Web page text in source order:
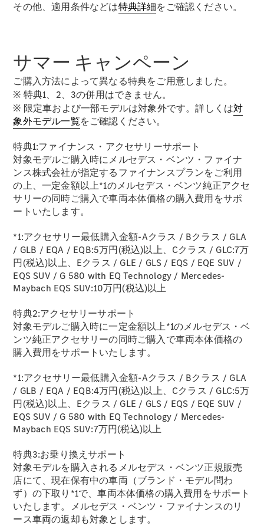
試乗リクエ
ショールー
ム
SUV
All SUV
EQA
電気
EQE
SUV
電気
EQS
Mercedes-
Maybach
EQS SUV
電気
GLA
GLB
GLC Coupé
GLE
GLE Coupé
GLS
Maybach
GLS
G-
Class
電気
G-Class
試乗リクエ
スト
オンライン
ショールー
ム
Stationwagon
その他、適用条件などは特典詳細をご確認ください。
サマー キャンペーン
ご購入方法によって異なる特典をご用意しました。
※ 特典1、2、3の併用はできません。
※ 限定車および一部モデルは対象外です。詳しくは対
象外モデル一覧をご確認ください。
特典1:ファイナンス・アクセサリーサポート
対象モデルご購入時にメルセデス・ベンツ・ファイナ
ンス株式会社が指定するファイナンスプランをご利用
の上、一定金額以上*1のメルセデス・ベンツ純正アクセ
サリーの同時ご購入で車両本体価格の購入費用をサポ
ートいたします。
*1:アクセサリー最低購入金額-Aクラス / Bクラス / GLA
/ GLB / EQA / EQB:5万円(税込)以上、Cクラス / GLC:7万
円(税込)以上、Eクラス / GLE / GLS / EQS / EQE SUV /
EQS SUV / G 580 with EQ Technology / Mercedes-
Maybach EQS SUV:10万円(税込)以上
特典2:アクセサリーサポート
対象モデルご購入時に一定金額以上*1のメルセデス・ベ
ンツ純正アクセサリーの同時ご購入で車両本体価格の
購入費用をサポートいたします。
*1:アクセサリー最低購入金額-Aクラス / Bクラス / GLA
/ GLB / EQA / EQB:4万円(税込)以上、Cクラス / GLC:5万
円(税込)以上、Eクラス / GLE / GLS / EQS / EQE SUV /
EQS SUV / G 580 with EQ Technology / Mercedes-
Maybach EQS SUV:7万円(税込)以上
特典3:お乗り換えサポート
対象モデルを購入されるメルセデス・ベンツ正規販売
店にて、現在保有中の車両（ブランド・モデル問わ
ず）の下取り*1で、車両本体価格の購入費用をサポート
いたします。メルセデス・ベンツ・ファイナンスのリ
ース車両の返却も対象とします。